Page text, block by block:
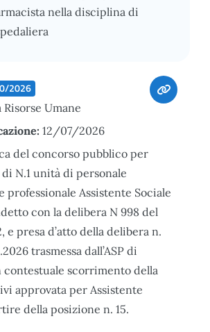
nella disciplina di
2026
Risorse Umane
12/07/2026
del concorso pubblico per
di N.1 unità di personale
professionale Assistente Sociale
con la delibera N 998 del
presa d’atto della delibera n.
trasmessa dall’ASP di
contestuale scorrimento della
approvata per Assistente
della posizione n. 15.